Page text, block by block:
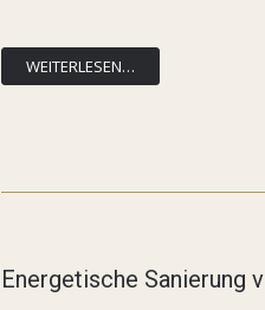
WEITERLESEN…
Energetische Sanierung